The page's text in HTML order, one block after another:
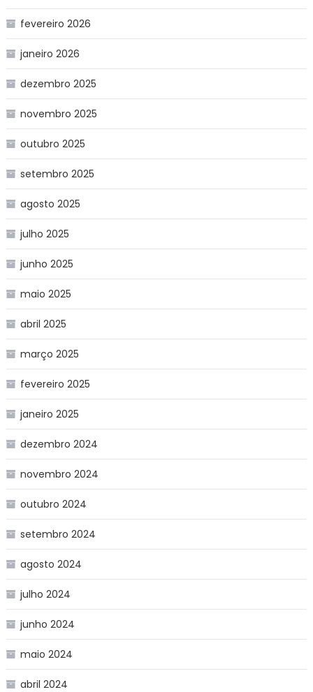
fevereiro 2026
janeiro 2026
dezembro 2025
novembro 2025
outubro 2025
setembro 2025
agosto 2025
julho 2025
junho 2025
maio 2025
abril 2025
março 2025
fevereiro 2025
janeiro 2025
dezembro 2024
novembro 2024
outubro 2024
setembro 2024
agosto 2024
julho 2024
junho 2024
maio 2024
abril 2024